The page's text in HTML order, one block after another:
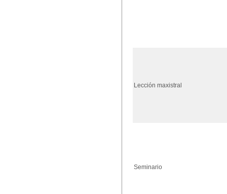
Lección maxistral
Seminario